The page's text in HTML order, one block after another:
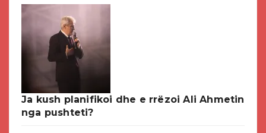
Ja kush planifikoi dhe e rrëzoi Ali Ahmetin
nga pushteti?